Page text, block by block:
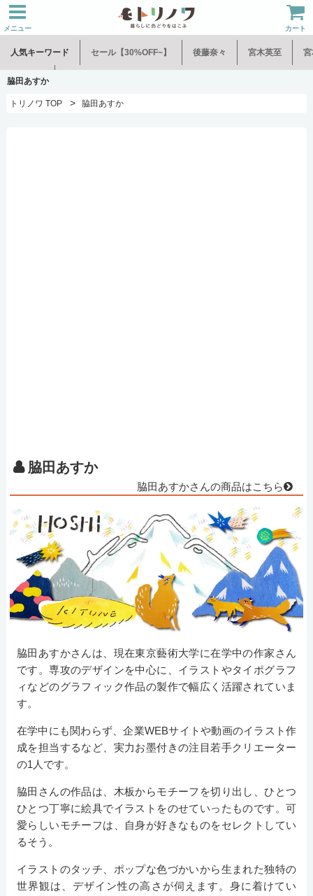
メニュー カート
人気キーワード セール【30%OFF~】 後藤奈々 宮木英至 宮
水谷和音
脇田あすか
トリノワ TOP > 脇田あすか
脇田あすか
脇田あすかさんの商品はこちら
脇田あすかさんは、現在東京藝術大学に在学中の作家さん
です。専攻のデザインを中心に、イラストやタイポグラフ
ィなどのグラフィック作品の製作で幅広く活躍されていま
す。
在学中にも関わらず、企業WEBサイトや動画のイラスト作
成を担当するなど、実力お墨付きの注目若手クリエーター
の1人です。
脇田さんの作品は、木板からモチーフを切り出し、ひとつ
ひとつ丁寧に絵具でイラストをのせていったものです。可
愛らしいモチーフは、自身が好きなものをセレクトしてい
るそう。
イラストのタッチ、ポップな色づかいから生まれた独特の
世界観は、デザイン性の高さが伺えます。身に着けてい